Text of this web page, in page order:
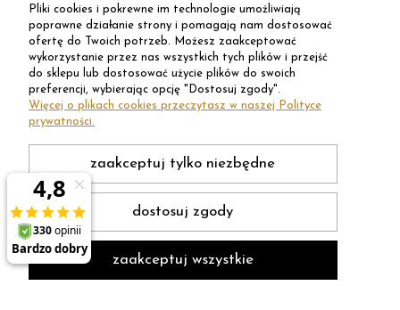
Sklep internetowy Shoper Premium
Pliki cookies i pokrewne im technologie umożliwiają
poprawne działanie strony i pomagają nam dostosować
ofertę do Twoich potrzeb. Możesz zaakceptować
wykorzystanie przez nas wszystkich tych plików i przejść
do sklepu lub dostosować użycie plików do swoich
preferencji, wybierając opcję "Dostosuj zgody".
Więcej o plikach cookies przeczytasz w naszej Polityce
prywatności.
zaakceptuj tylko niezbędne
dostosuj zgody
zaakceptuj wszystkie